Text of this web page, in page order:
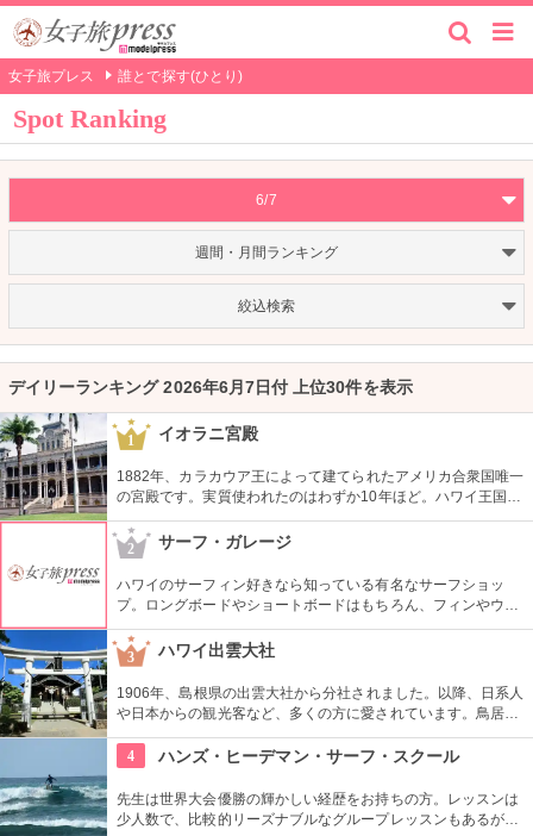
女子旅プレス 誰とで探す(ひとり)
Spot Ranking
6/7
週間・月間ランキング
絞込検索
デイリーランキング 2026年6月7日付 上位30件を表示
1 イオラニ宮殿
1882年、カラカウア王によって建てられたアメリカ合衆国唯一
の宮殿です。実質使われたのはわずか10年ほど。ハワイ王国滅
亡後は、75年ほど新政府の行政部の事務所として使われ、修復
を経て一般公開されました。豪華絢爛な調度品は当時の4割程
度の数だとか。
2 サーフ・ガレージ
ハワイのサーフィン好きなら知っている有名なサーフショッ
プ。ロングボードやショートボードはもちろん、フィンやウェ
ットスーツまでなんでも相談できる専門店。 ボードのレンタル
や保管も行っています。
3 ハワイ出雲大社
1906年、島根県の出雲大社から分社されました。以降、日系人
や日本からの観光客など、多くの方に愛されています。鳥居や
しめ縄も神社も立派で、一瞬ハワイにいることを忘れそうにな
りそう。日本とハワイで2度お祈りされたお守りも好評です。
4 ハンズ・ヒーデマン・サーフ・スクール
先生は世界大会優勝の輝かしい経歴をお持ちの方。レッスンは
少人数で、比較的リーズナブルなグループレッスンもあるが、